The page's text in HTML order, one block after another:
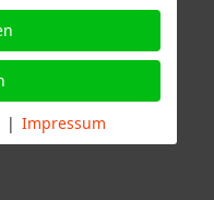
| Impressum